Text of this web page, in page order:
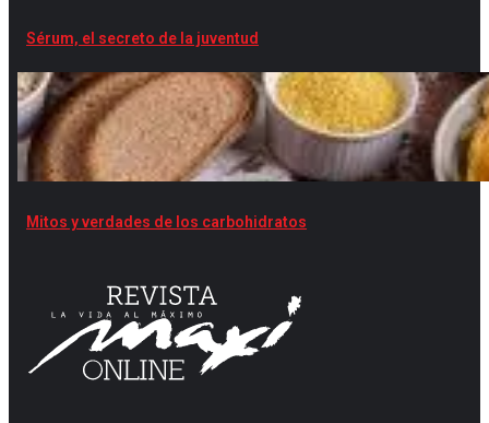
Sérum, el secreto de la juventud
Mitos y verdades de los carbohidratos